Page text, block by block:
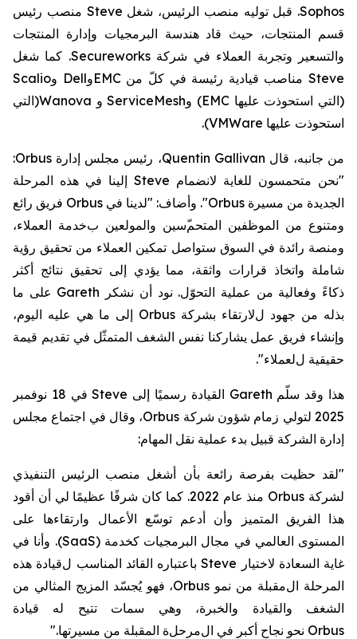
Sophos
. قبل توليه منصب الرئيس، شغل Steve منصب رئيس
قسم المنتجات، حيث قاد هندسة البرمجيات وإدارة المنتجات
والتسعير وتجربة العملاء في شركة Secureworks
. كما شغل
Steve مناصب قيادية رئيسة في كلّ من EMCوDell وScalio
(التي استحوذت عليها EMC
) وServiceMesh و Wanova
(التي
استحوذت عليها VMWare
).
من جانبه، قال Quentin Gallivan، رئيس مجلس إدارة Orbus
:
"نحن متحمسون للغاية لانضمام Steve إلينا في هذه المرحلة
الجديدة من مسيرة Orbus". وأضاف: "لدينا في Orbus فريق رائع
ومتنوع من الموظفين المتحمسين والمولعين بخدمة العملاء،
ومنصة رائدة في السوق ستواصل تمكين العملاء من تحقيق رؤية
شاملة واتخاذ قرارات واثقة، مما يؤدي إلىتحقيق نتائج أكثر
ذكاءً وفعالية من عملية التحوّل. نود أن نشكر Gareth على ما
بذله من جهود للارتقاء بشركة Orbus إلى ما هي عليه اليوم،
وإنشاء فريق عمل يشاركنا نفس الشغف المتمثّل في تقديم قيمة
حقيقية للعملاء".
هذا وقد سلّم Gareth القيادة رسميًا إلى Steveفي
18 نوفمبر
2025لتولي زمام شؤون شركة Orbus، وقال في اجتماع مجلس
إدارة الشركة قبيل بدء عملية نقل المهام:
"لقد حظيت بفرصة رائعة بأن أشغل منصب الرئيس التنفيذي
لشركة Orbus منذ عام 2022. كما كان شرفًا عظيمًا لي أن أقود
هذا الفريق المتميز وأن أدعم توسّع الأعمال وارتقاءها على
المستوى العالمي في مجال البرمجيات كخدمة(SaaS)
. وأنا في
غاية السعادة لاختيار Steve باعتباره القائد المناسب لقيادة هذه
المرحلة المقبلة من نمو Orbus، فهو يُجسّد المزيج المثالي من
الشغف والقيادة والخبرة، وهي سمات تتيح له قيادة
Orbus نحو نجاحٍ أكبر في المرحلة المقبلة من مسيرتها."